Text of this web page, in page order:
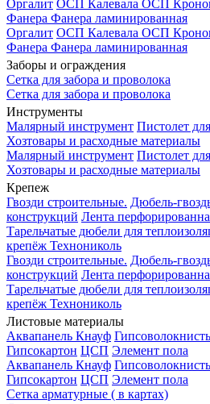
Оргалит ОСП Калевала ОСП
Фанера Фанера ламинированная
Оргалит ОСП Калевала ОСП
Фанера Фанера ламинированная
Заборы и ограждения
Сетка для забора и проволока
Сетка для забора и проволока
Инструменты
Малярный инструмент Пистолет
Хозтовары и расходные материалы
Малярный инструмент Пистолет
Хозтовары и расходные материалы
Крепеж
Гвозди строительные. Дюбель-
конструкций Лента
Тарельчатые дюбели для
крепёж Технониколь
Гвозди строительные. Дюбель-
конструкций Лента
Тарельчатые дюбели для
крепёж Технониколь
Листовые материалы
Аквапанель Кнауф
Гипсокартон ЦСП Элемент пола
Аквапанель Кнауф
Гипсокартон ЦСП Элемент пола
Сетка арматурные ( в картах)